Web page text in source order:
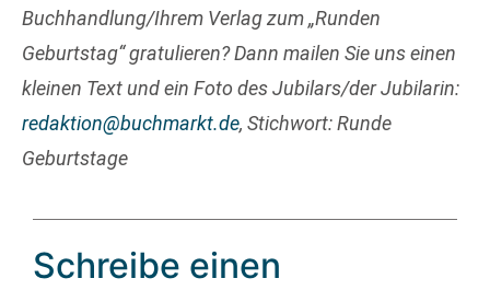
Buchhandlung/Ihrem Verlag zum „Runden
Geburtstag“ gratulieren? Dann mailen Sie uns einen
kleinen Text und ein Foto des Jubilars/der Jubilarin:
redaktion@buchmarkt.de, Stichwort: Runde
Geburtstage
Schreibe einen